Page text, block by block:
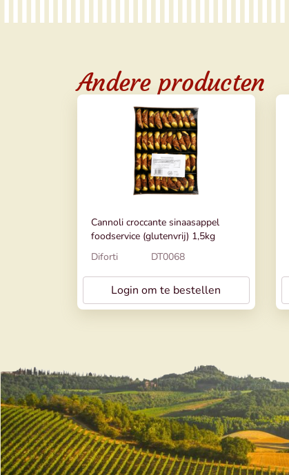
Andere producten
Cannoli croccante sinaasappel
foodservice (glutenvrij) 1,5kg
Diforti
DT0068
Login om te bestellen